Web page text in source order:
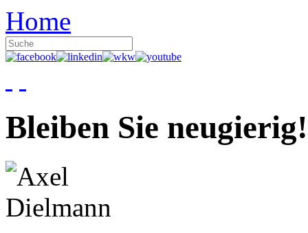
Home
Bleiben Sie neugierig!